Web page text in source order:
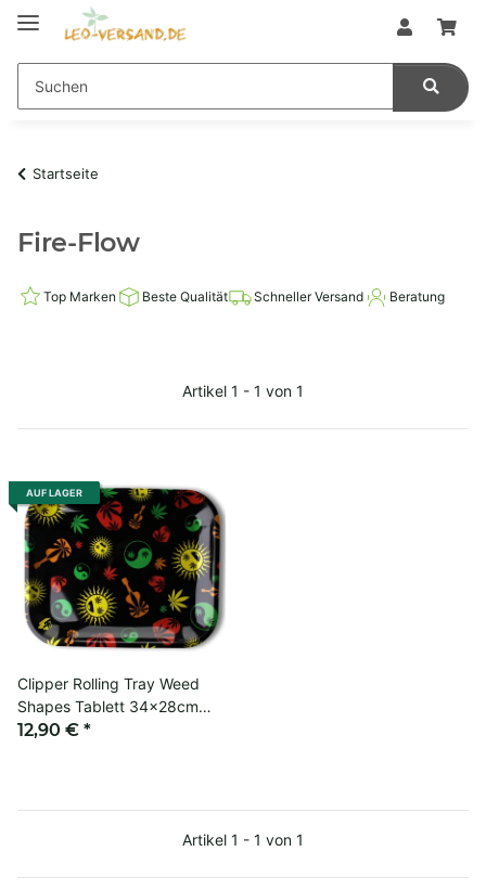
Startseite
Fire-Flow
Top Marken Beste Qualität Schneller Versand Beratung
Artikel 1 - 1 von 1
AUF LAGER
Clipper Rolling Tray Weed
Shapes Tablett 34x28cm
Hanf Kräuter Zubehör
12,90 € *
Artikel 1 - 1 von 1